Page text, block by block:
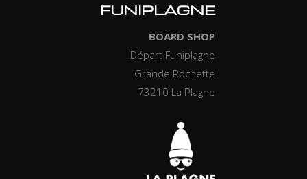
FUNIPLAGNE
BOARD SHOP
Départ Funiplagne
Grande Rochette
73210 La Plagne